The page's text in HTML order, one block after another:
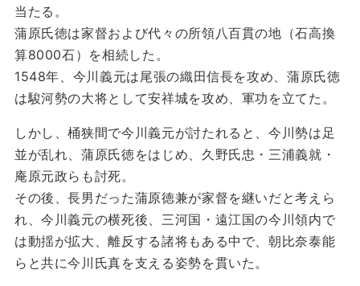
当たる。
蒲原氏徳は家督および代々の所領八百貫の地（石高換
算8000石）を相続した。
1548年、今川義元は尾張の織田信長を攻め、蒲原氏徳
は駿河勢の大将として安祥城を攻め、軍功を立てた。
しかし、桶狭間で今川義元が討たれると、今川勢は足
並が乱れ、蒲原氏徳をはじめ、久野氏忠・三浦義就・
庵原元政らも討死。
その後、長男だった蒲原徳兼が家督を継いだと考えら
れ、今川義元の横死後、三河国・遠江国の今川領内で
は動揺が拡大、離反する諸将もある中で、朝比奈泰能
らと共に今川氏真を支える姿勢を貫いた。